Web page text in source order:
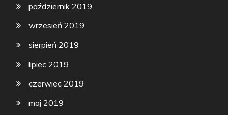
październik 2019
wrzesień 2019
sierpień 2019
lipiec 2019
czerwiec 2019
maj 2019